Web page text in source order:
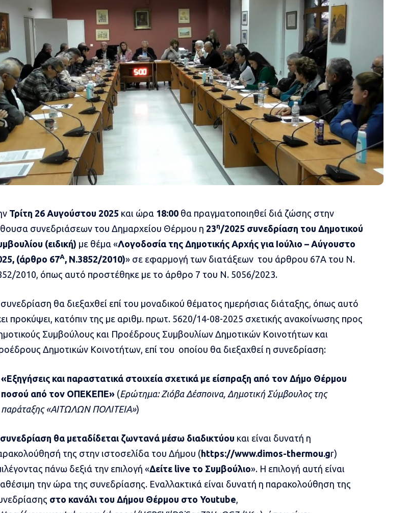
Τρίτη 26 Αυγούστου 2025 και ώρα18:00 θα πραγματοποιηθεί διά ζώσης στην
συνεδριάσεων του Δημαρχείου Θέρμου η 23η/2025 συνεδρίαση του Δημοτικού
(ειδική) με θέμα «Λογοδοσία της Δημοτικής Αρχής για Ιούλιο – Αύγουστο
(άρθρο 67Α, Ν.3852/2010)» σε εφαρμογή των διατάξεων του άρθρου 67Α του Ν.
2010, όπως αυτό προστέθηκε με το άρθρο 7 του Ν. 5056/2023.
θα διεξαχθεί επί του μοναδικού θέματος ημερήσιας διάταξης, όπως αυτό
προκύψει, κατόπιν της με αριθμ. πρωτ. 5620/14-08-2025 σχετικής ανακοίνωσης προς
Συμβούλους και Προέδρους Συμβουλίων Δημοτικών Κοινοτήτων και
Δημοτικών Κοινοτήτων, επί του οποίου θα διεξαχθεί η συνεδρίαση:
«Εξηγήσεις και παραστατικά στοιχεία σχετικά με είσπραξη από τον Δήμο Θέρμου
ποσού από τον ΟΠΕΚΕΠΕ»(Ερώτημα: Ζιόβα Δέσποινα, Δημοτική Σύμβουλος της
παράταξης «ΑΙΤΩΛΩΝ ΠΟΛΙΤΕΙΑ»)
θα μεταδίδεται ζωντανά μέσω διαδικτύου και είναι δυνατή η
της στην ιστοσελίδα του Δήμου (https://www.dimos-thermou.gr)
πάνω δεξιά την επιλογή «Δείτε live το Συμβούλιο». Η επιλογή αυτή είναι
την ώρα της συνεδρίασης. Εναλλακτικά είναι δυνατή η παρακολούθηση της
στο κανάλι του Δήμου Θέρμου στο Youtube,